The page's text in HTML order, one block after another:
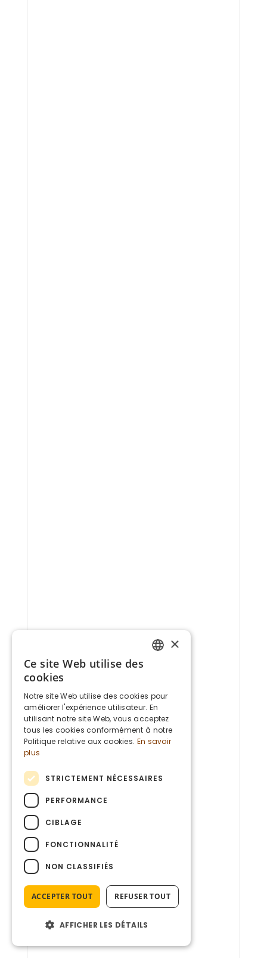
DUTCH
ENGLISH
×
Ce site Web utilise des
cookies
Notre site Web utilise des cookies pour
améliorer l'expérience utilisateur. En
utilisant notre site Web, vous acceptez
tous les cookies conformément à notre
Politique relative aux cookies. En savoir
plus
STRICTEMENT NÉCESSAIRES
PERFORMANCE
CIBLAGE
FONCTIONNALITÉ
NON CLASSIFIÉS
ACCEPTER TOUT REFUSER TOUT
AFFICHER LES DÉTAILS